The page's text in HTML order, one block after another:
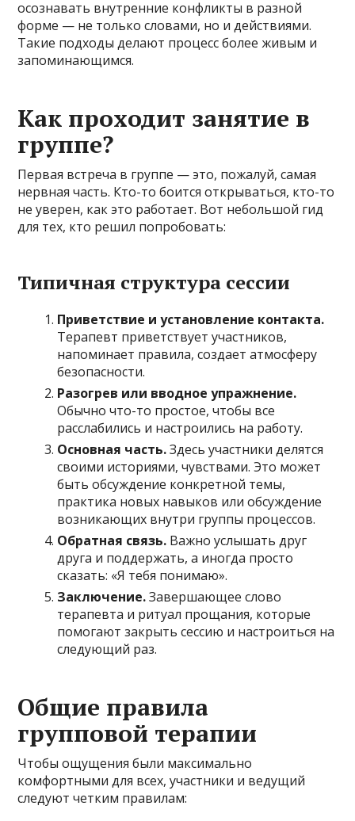
осознавать внутренние конфликты в разной
форме — не только словами, но и действиями.
Такие подходы делают процесс более живым и
запоминающимся.
Как проходит занятие в
группе?
Первая встреча в группе — это, пожалуй, самая
нервная часть. Кто-то боится открываться, кто-то
не уверен, как это работает. Вот небольшой гид
для тех, кто решил попробовать:
Типичная структура сессии
Приветствие и установление контакта.
Терапевт приветствует участников,
напоминает правила, создает атмосферу
безопасности.
Разогрев или вводное упражнение.
Обычно что-то простое, чтобы все
расслабились и настроились на работу.
Основная часть.Здесь участники делятся
своими историями, чувствами. Это может
быть обсуждение конкретной темы,
практика новых навыков или обсуждение
возникающих внутри группы процессов.
Обратная связь. Важно услышать друг
друга и поддержать, а иногда просто
сказать: «Я тебя понимаю».
Заключение.Завершающее слово
терапевта и ритуал прощания, которые
помогают закрыть сессию и настроиться на
следующий раз.
Общие правила
групповой терапии
Чтобы ощущения были максимально
комфортными для всех, участники и ведущий
следуют четким правилам: